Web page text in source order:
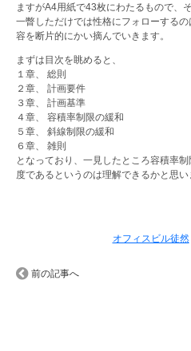
ますがA4用紙で43枚にわたるもので、
一瞥しただけでは性格にフォローする
容を断片的にかい摘んでいきます。
まずは目次を眺めると、
１章、 総則
２章、 計画要件
３章、 計画基準
４章、 容積率制限の緩和
５章、 斜線制限の緩和
６章、 雑則
となっており、一見したところ容積率
度であるというのは理解できるかと思い
前の記事へ
オフィスビル徒然